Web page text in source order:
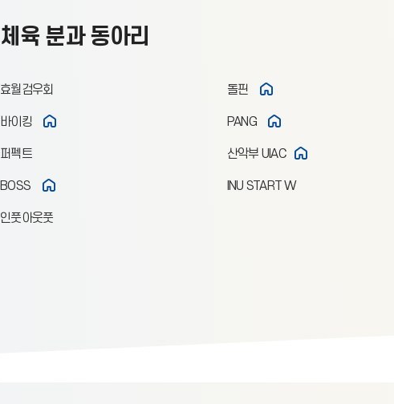
체육 분과 동아리
효월검우회 돌핀
바이킹 PANG
퍼펙트 산악부 UIAC
BOSS INU START W
인풋아웃풋